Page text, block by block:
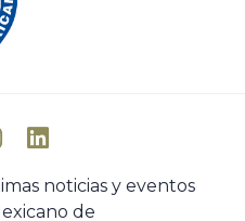
noticias y eventos
de